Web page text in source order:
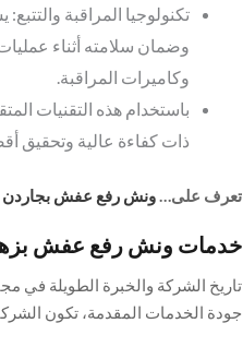
تكنولوجيا المراقبة
وضمان سلامته أثناء
وكاميرات المراقبة.
باستخدام هذه التقنيات
ذات كفاءة عالية وتحقيق
تعرف على…ونش رفع عفش
خدمات ونش رفع عفش
تاريخ الشركة والخبرة الطويلة في
جودة الخدمات المقدمة، تكون